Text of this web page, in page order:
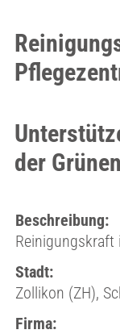
der
Beschreibung:
Stadt:
Zollikon (ZH),
Firma: